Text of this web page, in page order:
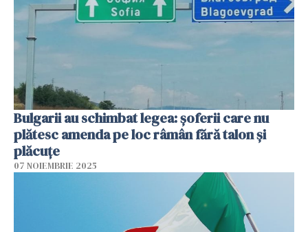
Bulgarii au schimbat legea: șoferii care nu
plătesc amenda pe loc râmân fără talon și
plăcuțe
07 NOIEMBRIE 2025